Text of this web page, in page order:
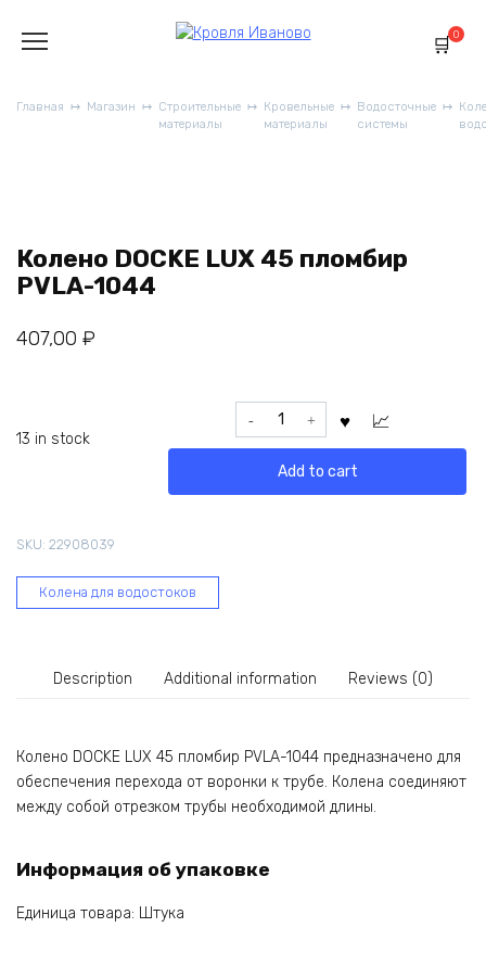
содержанию
0
Главная Магазин
Строительные
материалы
Кровельные
материалы
Водосточные
системы
Колено DOCKE LUX 45 пломбир
PVLA-1044
407,00 ₽
13 in stock
Колено
DOCKE
Add to cart
SKU: 22908039
Колена для водостоков
Description Additional information Reviews (0)
Колено DOCKE LUX 45 пломбир PVLA-1044 предназначено для
обеспечения перехода от воронки к трубе. Колена соединяют
между собой отрезком трубы необходимой длины.
Информация об упаковке
Единица товара: Штука